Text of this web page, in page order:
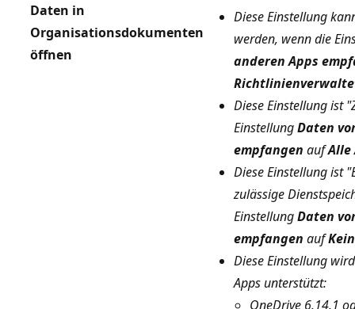
Daten in
Organisationsdokumenten
öffnen
Diese Einstellung
werden, wenn die
anderen Apps
Diese Einstellung ist
EinstellungDaten
empfangen aufAlle
Diese Einstellung ist
zulässige
EinstellungDaten
empfangen auf
Diese Einstellung
Apps unterstützt:
OneDrive 6.14.1